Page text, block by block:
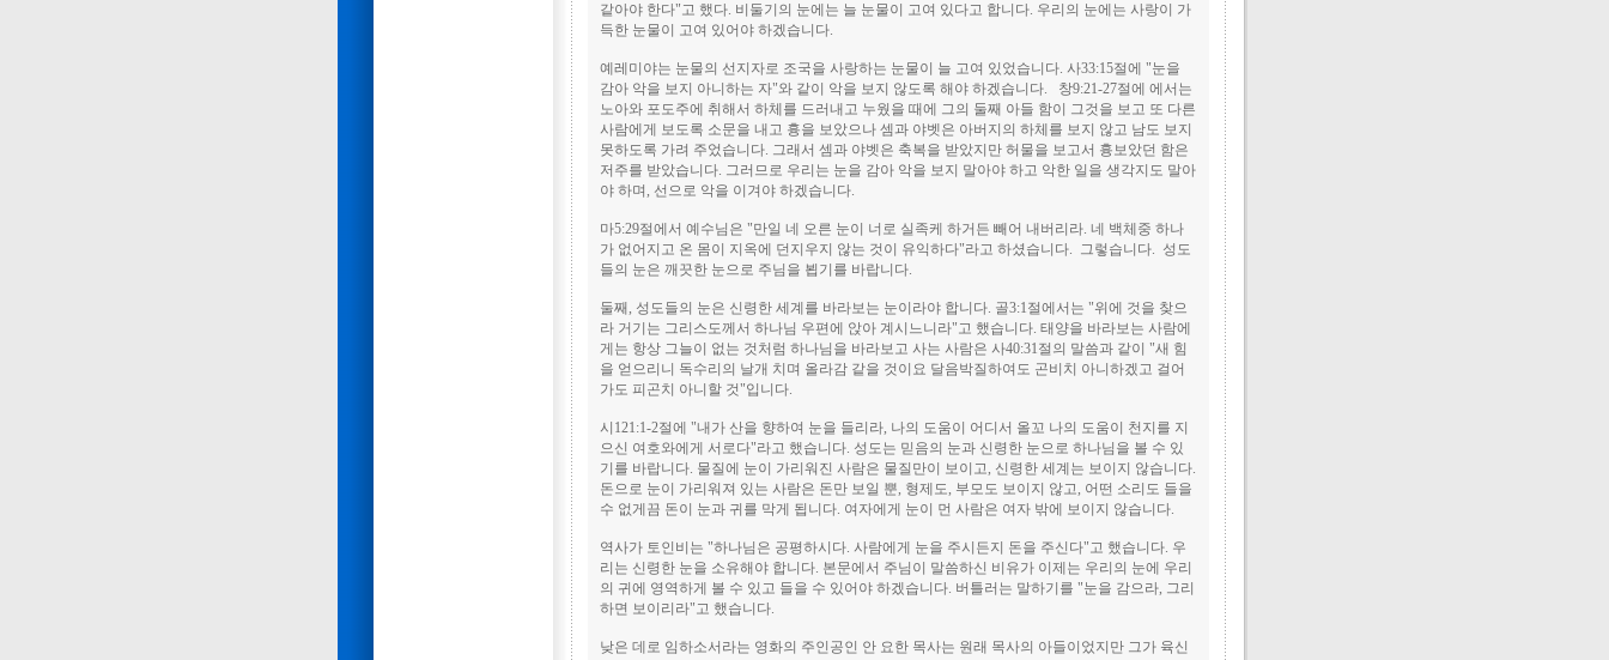
같아야 한다"고 했다. 비둘기의 눈에는 늘 눈물이 고여 있다고 합니다. 우리의 눈에는 사랑이 가
득한 눈물이 고여 있어야 하겠습니다.
예레미야는 눈물의 선지자로 조국을 사랑하는 눈물이 늘 고여 있었습니다. 사33:15절에 "눈을
감아 악을 보지 아니하는 자"와 같이 악을 보지 않도록 해야 하겠습니다. 창9:21-27절에 에서는
노아와 포도주에 취해서 하체를 드러내고 누웠을 때에 그의 둘째 아들 함이 그것을 보고 또 다른
사람에게 보도록 소문을 내고 흉을 보았으나 셈과 야벳은 아버지의 하체를 보지 않고 남도 보지
못하도록 가려 주었습니다. 그래서 셈과 야벳은 축복을 받았지만 허물을 보고서 흉보았던 함은
저주를 받았습니다. 그러므로 우리는 눈을 감아 악을 보지 말아야 하고 악한 일을 생각지도 말아
야 하며, 선으로 악을 이겨야 하겠습니다.
마5:29절에서 예수님은 "만일 네 오른 눈이 너로 실족케 하거든 빼어 내버리라. 네 백체중 하나
가 없어지고 온 몸이 지옥에 던지우지 않는 것이 유익하다"라고 하셨습니다. 그렇습니다. 성도
들의 눈은 깨끗한 눈으로 주님을 뵙기를 바랍니다.
둘째, 성도들의 눈은 신령한 세계를 바라보는 눈이라야 합니다. 골3:1절에서는 "위에 것을 찾으
라 거기는 그리스도께서 하나님 우편에 앉아 계시느니라"고 했습니다. 태양을 바라보는 사람에
게는 항상 그늘이 없는 것처럼 하나님을 바라보고 사는 사람은 사40:31절의 말씀과 같이 "새 힘
을 얻으리니 독수리의 날개 치며 올라감 같을 것이요 달음박질하여도 곤비치 아니하겠고 걸어
가도 피곤치 아니할 것"입니다.
시121:1-2절에 "내가 산을 향하여 눈을 들리라, 나의 도움이 어디서 올꼬 나의 도움이 천지를 지
으신 여호와에게 서로다"라고 했습니다. 성도는 믿음의 눈과 신령한 눈으로 하나님을 볼 수 있
기를 바랍니다. 물질에 눈이 가리워진 사람은 물질만이 보이고, 신령한 세계는 보이지 않습니다.
돈으로 눈이 가리워져 있는 사람은 돈만 보일 뿐, 형제도, 부모도 보이지 않고, 어떤 소리도 들을
수 없게끔 돈이 눈과 귀를 막게 됩니다. 여자에게 눈이 먼 사람은 여자 밖에 보이지 않습니다.
역사가 토인비는 "하나님은 공평하시다. 사람에게 눈을 주시든지 돈을 주신다"고 했습니다. 우
리는 신령한 눈을 소유해야 합니다. 본문에서 주님이 말씀하신 비유가 이제는 우리의 눈에 우리
의 귀에 영역하게 볼 수 있고 들을 수 있어야 하겠습니다. 버틀러는 말하기를 "눈을 감으라, 그리
하면 보이리라"고 했습니다.
낮은 데로 임하소서라는 영화의 주인공인 안 요한 목사는 원래 목사의 아들이었지만 그가 육신